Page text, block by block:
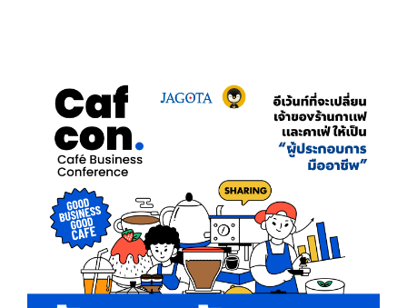
อย่างไร? บทที่ 4 - สิ่งที่อยากให้คน “นึกถึง”
แบรนด์ของคุณคืออะไร? บทที่ 5 - Branding
ไม่ใช่แค่งานออกแบบ